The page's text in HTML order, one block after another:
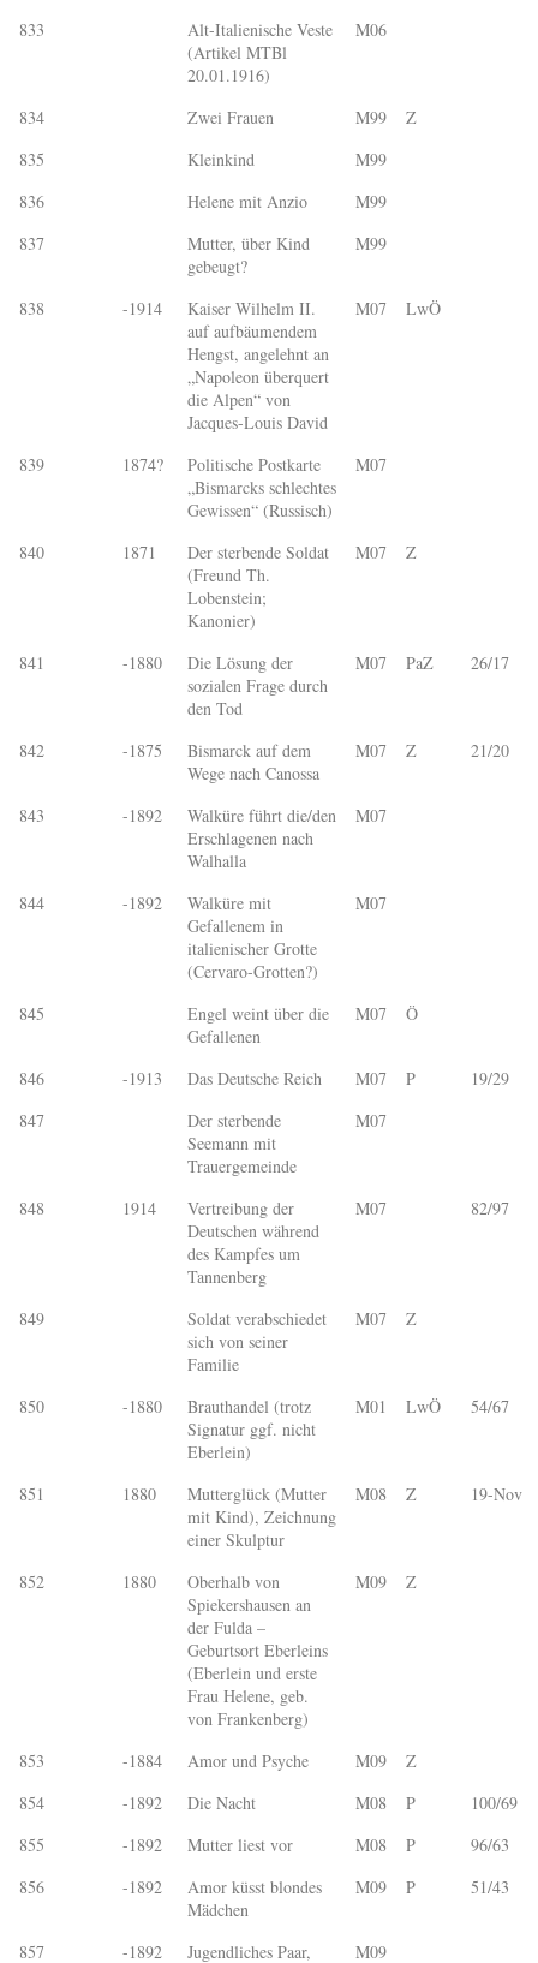
833
Alt-Italienische Veste
(Artikel MTBl
20.01.1916)
M06
834 Zwei Frauen M99
Z
835
Kleinkind
M99
836
Helene mit Anzio
M99
837
Mutter, über Kind
gebeugt?
M99
838 -1914
Kaiser Wilhelm II.
auf aufbäumendem
Hengst, angelehnt an
„Napoleon überquert
die Alpen“ von
Jacques-Louis David
M07 LwÖ
839 1874?
Politische Postkarte
„Bismarcks schlechtes
Gewissen“ (Russisch)
M07
840 1871
Der sterbende Soldat
(Freund Th.
Lobenstein;
Kanonier)
M07 Z
841 -1880
Die Lösung der
sozialen Frage durch
den Tod
M07 PaZ 26/17
842 -1875
Bismarck auf dem
Wege nach Canossa
M07 Z 21/20
843 -1892
Walküre führt die/den
Erschlagenen nach
Walhalla
M07
844 -1892
Walküre mit
Gefallenem in
italienischer Grotte
(Cervaro-Grotten?)
M07
845
Engel weint über die
Gefallenen
M07 Ö
846 -1913 Das Deutsche Reich M07 P
19/29
847
Der sterbende
Seemann mit
Trauergemeinde
M07
848 1914
Vertreibung der
Deutschen während
des Kampfes um
Tannenberg
M07 82/97
849
Soldat verabschiedet
sich von seiner
Familie
M07 Z
850 -1880
Brauthandel (trotz
Signatur ggf. nicht
Eberlein)
M01 LwÖ 54/67
851 1880
Mutterglück (Mutter
mit Kind), Zeichnung
einer Skulptur
M08 Z 19-Nov
852 1880
Oberhalb von
Spiekershausen an
der Fulda –
Geburtsort Eberleins
(Eberlein und erste
Frau Helene, geb.
von Frankenberg)
M09 Z
853 -1884 Amor und Psyche M09
Z
854
-1892 Die Nacht M08 P
100/69
855
-1892 Mutter liest vor M08 P
96/63
856
-1892
Amor küsst blondes
Mädchen
M09 P 51/43
857 -1892
Jugendliches Paar,
M09